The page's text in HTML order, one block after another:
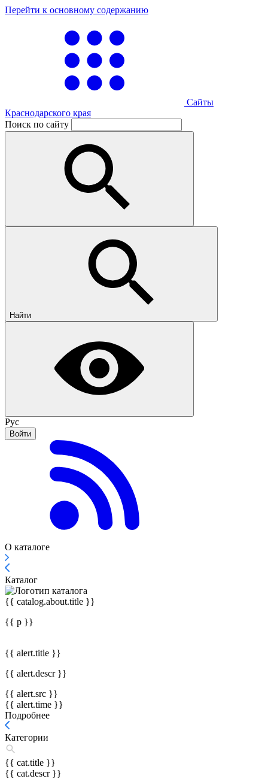
Перейти к основному содержанию
Сайты
Краснодарского края
Поиск по сайту
Найти
Рус
Войти
О каталоге
Каталог
{{ catalog.about.title }}
{{ p }}
{{ alert.title }}
{{ alert.descr }}
{{ alert.src }}
{{ alert.time }}
Подробнее
Категории
{{ cat.title }}
{{ cat.descr }}